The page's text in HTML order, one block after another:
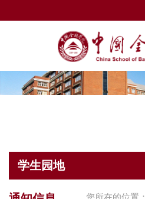
学生园地
您所在的位置：